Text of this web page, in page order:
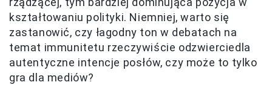
kształtowaniu polityki. Niemniej, warto się
zastanowić, czy łagodny ton w debatach na
temat immunitetu rzeczywiście odzwierciedla
autentyczne intencje posłów, czy może to tylko
gra dla mediów?